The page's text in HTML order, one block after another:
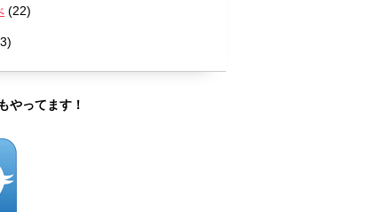
(22)
やってます！